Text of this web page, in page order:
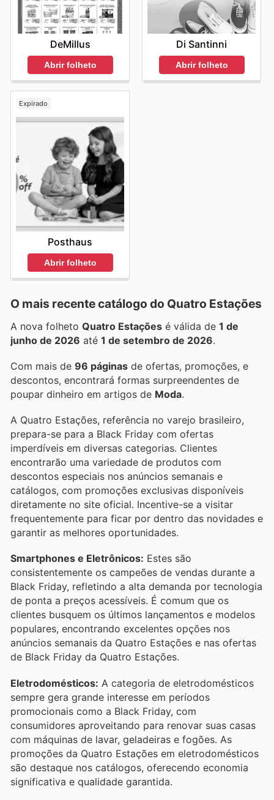
DeMillus
Abrir folheto
Di Santinni
Abrir folheto
Expirado
Posthaus
Abrir folheto
O mais recente catálogo do Quatro Estações
A nova folheto Quatro Estações é válida de 1 de
junho de 2026 até 1 de setembro de 2026.
Com mais de 96 páginas de ofertas, promoções, e
descontos, encontrará formas surpreendentes de
poupar dinheiro em artigos de Moda.
A Quatro Estações, referência no varejo brasileiro,
prepara-se para a Black Friday com ofertas
imperdíveis em diversas categorias. Clientes
encontrarão uma variedade de produtos com
descontos especiais nos anúncios semanais e
catálogos, com promoções exclusivas disponíveis
diretamente no site oficial. Incentive-se a visitar
frequentemente para ficar por dentro das novidades e
garantir as melhores oportunidades.
Smartphones e Eletrônicos: Estes são
consistentemente os campeões de vendas durante a
Black Friday, refletindo a alta demanda por tecnologia
de ponta a preços acessíveis. É comum que os
clientes busquem os últimos lançamentos e modelos
populares, encontrando excelentes opções nos
anúncios semanais da Quatro Estações e nas ofertas
de Black Friday da Quatro Estações.
Eletrodomésticos: A categoria de eletrodomésticos
sempre gera grande interesse em períodos
promocionais como a Black Friday, com
consumidores aproveitando para renovar suas casas
com máquinas de lavar, geladeiras e fogões. As
promoções da Quatro Estações em eletrodomésticos
são destaque nos catálogos, oferecendo economia
significativa e qualidade garantida.